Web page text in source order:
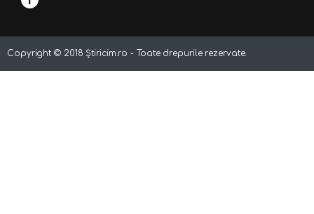
Copyright © 2018 Știricim.ro - Toate drepurile rezervate.